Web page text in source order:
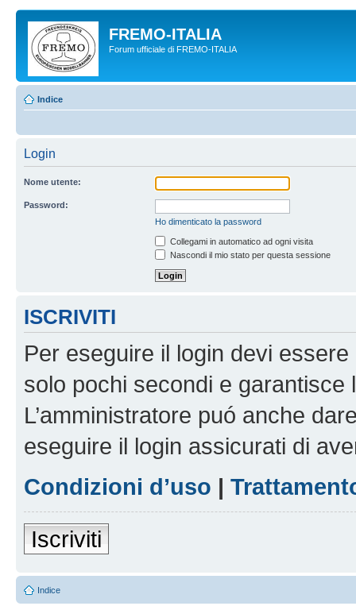
FREMO-ITALIA
Forum ufficiale di FREMO-ITALIA
Indice
Login
Nome utente:
Password:
Ho dimenticato la password
Collegami in automatico ad ogni visita
Nascondi il mio stato per questa sessione
ISCRIVITI
Per eseguire il login devi
solo pochi secondi e garantisce
L’amministratore puó anche
eseguire il login assicurati di
Condizioni d’uso |
Iscriviti
Indice